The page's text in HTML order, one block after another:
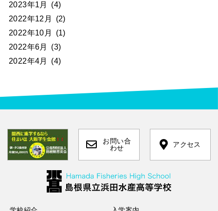
2023年1月
(4)
2022年12月
(2)
2022年10月
(1)
2022年6月
(3)
2022年4月
(4)
お問い合
わせ
アクセス